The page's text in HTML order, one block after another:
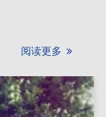
阅读更多 